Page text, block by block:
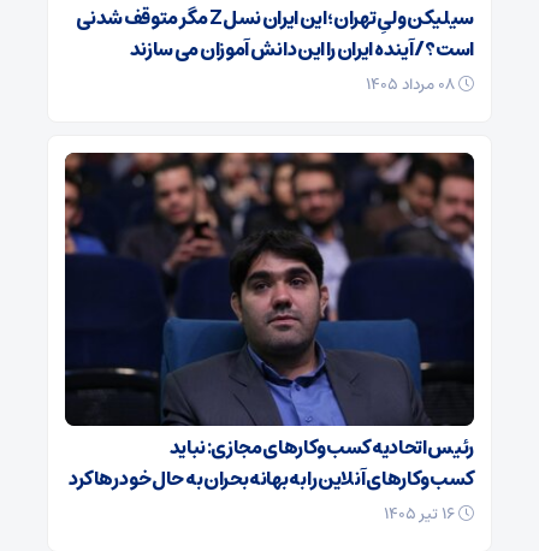
سیلیکن ولیِ تهران؛ این ایران نسل Z مگر متوقف شدنی
است؟ / آینده ایران را این دانش آموزان می سازند
رئیس اتحادیه کسب‌وکارهای مجازی: نباید
کسب‌وکارهای آنلاین را به بهانه بحران به حال خود رها کرد